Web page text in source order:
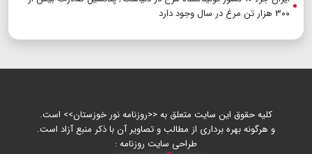
۳۰۰ هزار تن مرغ در سال وجود دارد
کلیه حقوق این سایت متعلق به <<روزنامه نور خوزستان>> است.
و هرگونه بهره برداری از مطالب و تصاویر آن با ذکر منبع آزاد است.
طراحی سایت روزنامه :